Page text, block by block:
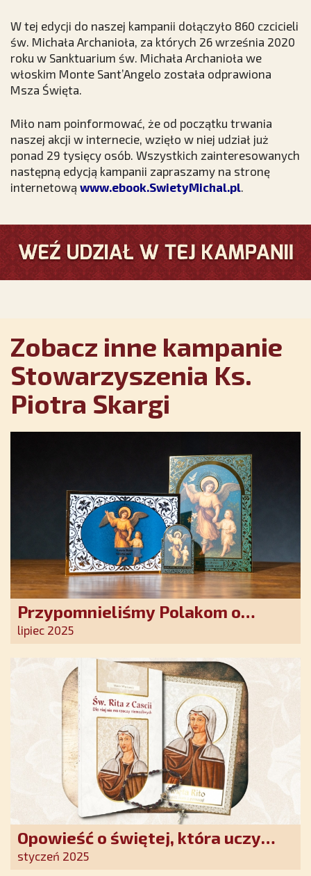
W tej edycji do naszej kampanii dołączyło 860 czcicieli
św. Michała Archanioła, za których 26 września 2020
roku w Sanktuarium św. Michała Archanioła we
włoskim Monte Sant’Angelo została odprawiona
Msza Święta.
Miło nam poinformować, że od początku trwania
naszej akcji w internecie, wzięło w niej udział już
ponad 29 tysięcy osób. Wszystkich zainteresowanych
następną edycją kampanii zapraszamy na stronę
internetową www.ebook.SwietyMichal.pl
Zobacz inne kampanie
Stowarzyszenia Ks.
Piotra Skargi
Przypomnieliśmy Polakom o
obecności Anioła Stróża!
lipiec 2025
Opowieść o świętej, która uczy
szczerego oddania się Bogu.
styczeń 2025